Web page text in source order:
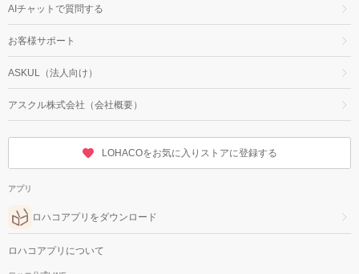
AIチャットで質問する
お客様サポート
ASKUL（法人向け）
アスクル株式会社（会社概要）
LOHACOをお気に入りストアに登録する
アプリ
ロハコアプリをダウンロード
ロハコアプリについて